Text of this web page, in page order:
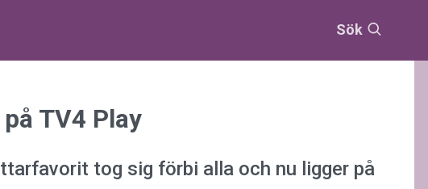
Sök
TV4 Play
tog sig förbi alla och nu ligger på